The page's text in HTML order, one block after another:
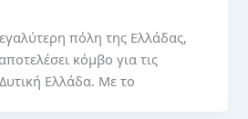
πόλη της Ελλάδας,
κόμβο για τις
Ελλάδα. Με το